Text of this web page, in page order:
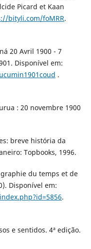
Picard et Kaan
bityli.com/foMRR.
20 Avril 1900 - 7
Disponível em:
.
: 20 novembre 1900
breve história da
Topbooks, 1996.
du temps et de
Disponível em:
.
e sentidos. 4ª edição.